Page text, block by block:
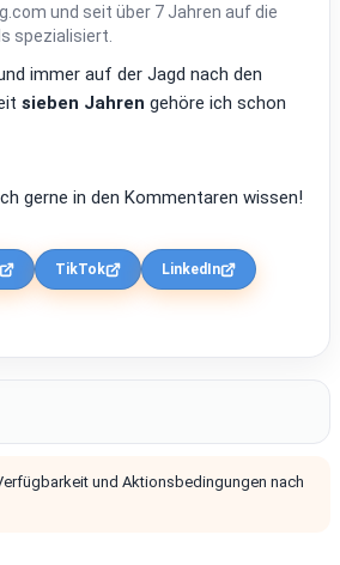
und seit über 7 Jahren auf die
spezialisiert.
immer auf der Jagd nach den
sieben Jahren gehöre ich schon
gerne in den Kommentaren wissen!
TikTok LinkedIn
und Aktionsbedingungen nach